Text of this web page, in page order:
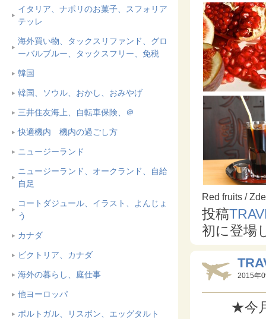
イタリア、ナポリのお菓子、スフォリア
テッレ
海外買い物、タックスリファンド、グロ
ーバルブルー、タックスフリー、免税
韓国
韓国、ソウル、おかし、おみやげ
三井住友海上、自転車保険、＠
快適機内 機内の過ごし方
ニュージーランド
ニュージーランド、オークランド、自給
自足
コートダジュール、イラスト、よんじょ
う
カナダ
ビクトリア、カナダ
海外の暮らし、庭仕事
他ヨーロッパ
ポルトガル、リスボン、エッグタルト
Red fruits /
投稿
初に登場
2015年
★今